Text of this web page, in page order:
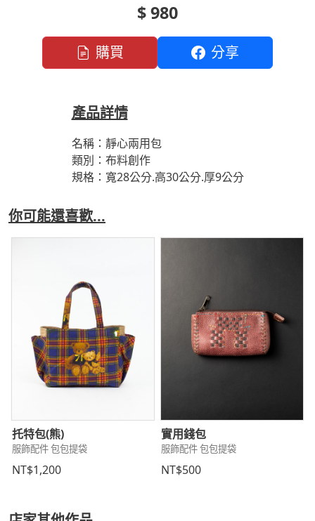
$ 980
購買 分享
產品詳情
名稱：靜心兩用包
類別：布料創作
規格：寬28公分.高30公分.厚9公分
你可能還喜歡...
托特包(熊)
服飾配件 包包提袋
NT$1,200
實用錢包
服飾配件 包包提袋
NT$500